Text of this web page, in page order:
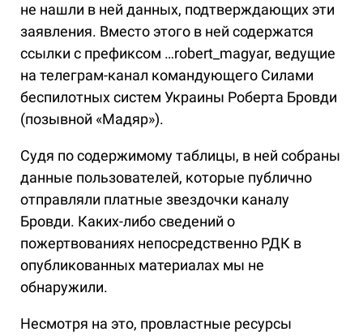
не нашли в ней данных, подтверждающих эти
заявления. Вместо этого в ней содержатся
ссылки с префиксом …robert_magyar, ведущие
на телеграм-канал командующего Силами
беспилотных систем Украины Роберта Бровди
(позывной «Мадяр»).
Судя по содержимому таблицы, в ней собраны
данные пользователей, которые публично
отправляли платные звездочки каналу
Бровди. Каких-либо сведений о
пожертвованиях непосредственно РДК в
опубликованных материалах мы не
обнаружили.
Несмотря на это, провластные ресурсы